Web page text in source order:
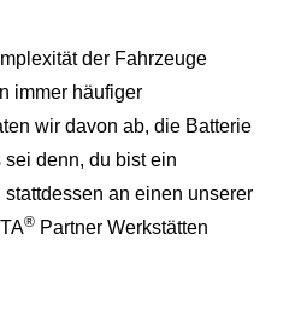
der Fahrzeuge
immer häufiger
wir davon ab, die Batterie
denn, du bist ein
an einen unserer
® Partner Werkstätten